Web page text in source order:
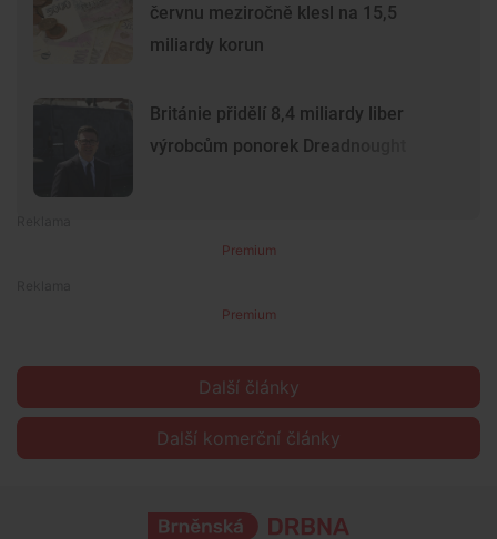
červnu meziročně klesl na 15,5
miliardy korun
Británie přidělí 8,4 miliardy liber
výrobcům ponorek Dreadnought
Premium
Premium
Další články
Další komerční články